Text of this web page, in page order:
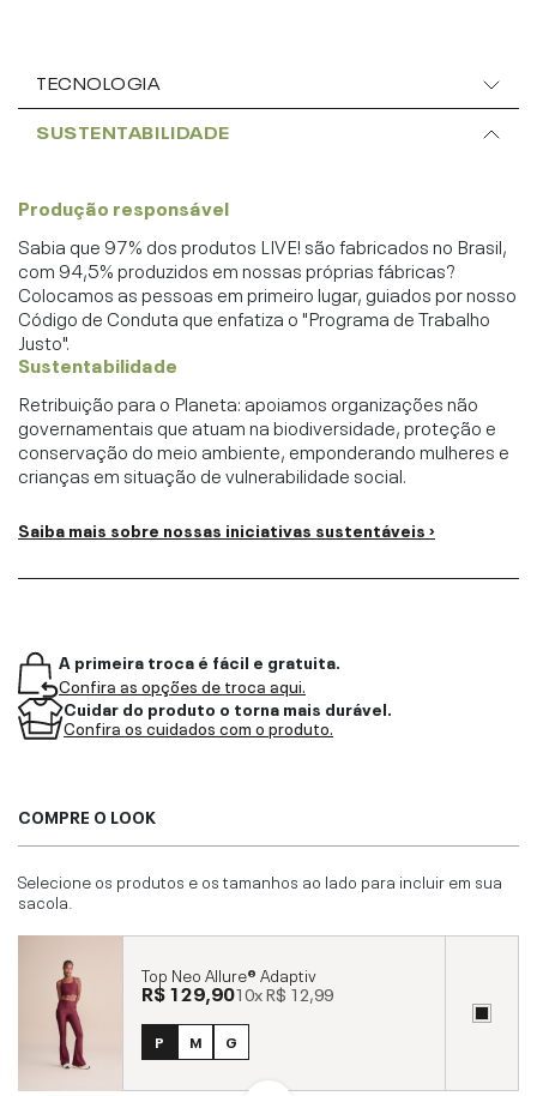
TECNOLOGIA
SUSTENTABILIDADE
Produção responsável
Sabia que 97% dos produtos LIVE! são fabricados no Brasil,
com 94,5% produzidos em nossas próprias fábricas?
Colocamos as pessoas em primeiro lugar, guiados por nosso
Código de Conduta que enfatiza o "Programa de Trabalho
Justo".
Sustentabilidade
Retribuição para o Planeta: apoiamos organizações não
governamentais que atuam na biodiversidade, proteção e
conservação do meio ambiente, emponderando mulheres e
crianças em situação de vulnerabilidade social.
Saiba mais sobre nossas iniciativas sustentáveis ›
A primeira troca é fácil e gratuita.
Confira as opções de troca aqui.
Cuidar do produto o torna mais durável.
Confira os cuidados com o produto.
COMPRE O LOOK
Selecione os produtos e os tamanhos ao lado para incluir em sua
sacola.
Top Neo Allure® Adaptiv
R$ 129,9010xR$ 12,99
P M G